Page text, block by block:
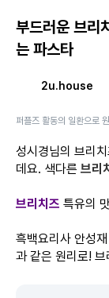
부드러운 브리
는 파스타
2u.house
퍼플즈 활동의 일환으로
성시경님의 브리
데요. 색다른 브리
브리치즈 특유의
흑백요리사 안성
과 같은 원리로!